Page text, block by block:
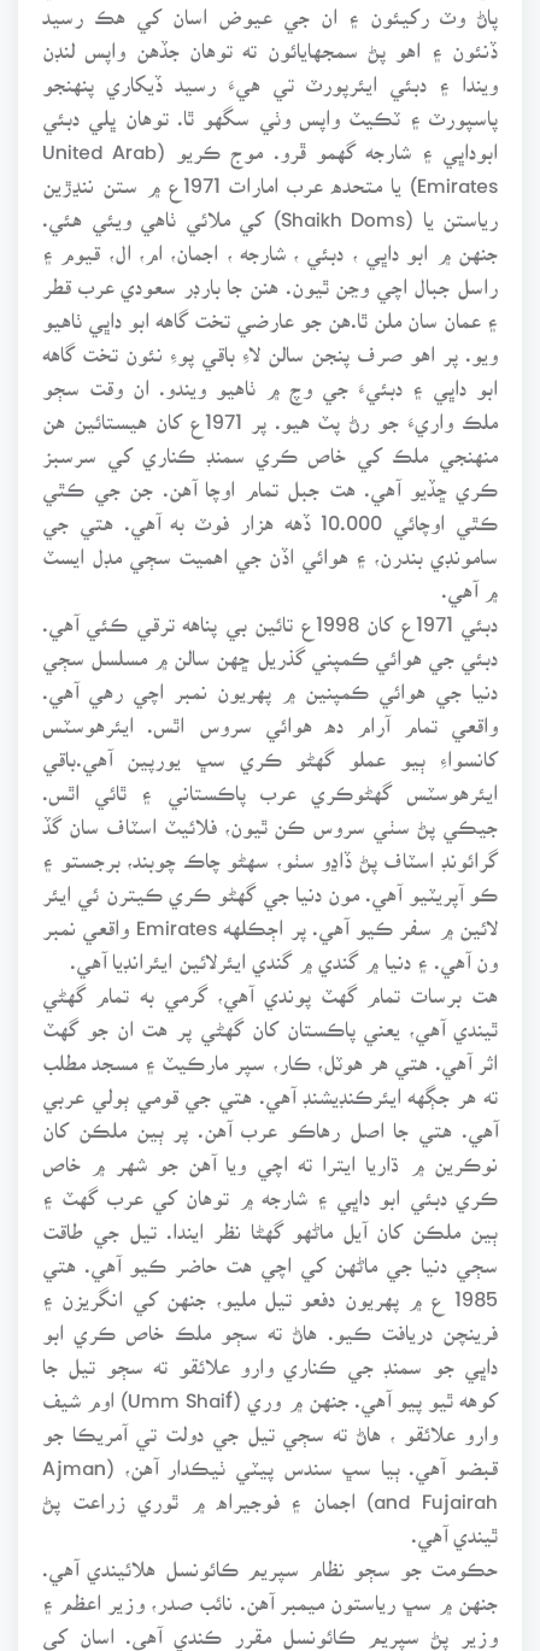
پاڻ وٽ رکيئون ۽ ان جي عيوض اسان کي هڪ رسيد
ڏنئون ۽ اهو پڻ سمجهايائون ته توهان جڏهن واپس لنڊن
ويندا ۽ دبئي ايئرپورٽ تي هيءَ رسيد ڏيکاري پنهنجو
پاسپورٽ ۽ ٽڪيٽ واپس وٺي سگهو ٿا. توهان ڀلي دبئي
ابوداڀي ۽ شارجه گهمو ڦرو. موج ڪريو (United Arab
رياستن يا (Shaikh Doms) کي ملائي ٺاهي ويئي هئي.
جنهن ۾ ابو داڀي ، دبئي ، شارجه ، اجمان، ام، ال، قيوم ۽
راسل جبال اچي وڃن ٿيون. هنن جا بارڊر سعودي عرب قطر
۽ عمان سان ملن ٿا.هن جو عارضي تخت گاهه ابو داڀي ٺاهيو
ويو. پر اهو صرف پنجن سالن لاءِ باقي پوءِ نئون تخت گاهه
ابو داڀي ۽ دبئيءَ جي وچ ۾ ٺاهيو ويندو. ان وقت سڄو
ملڪ واريءَ جو رڻ پٽ هيو. پر 1971ع کان هيستائين هن
منهنجي ملڪ کي خاص ڪري سمنڊ ڪناري کي سرسبز
ڪري ڇڏيو آهي. هت جبل تمام اوچا آهن. جن جي ڪٿي
ڪٿي اوچائي 10.000 ڏهه هزار فوٽ به آهي. هتي جي
سامونڊي بندرن، ۽ هوائي اڏن جي اهميت سڄي مڊل ايسٽ
۾ آهي.
دبئي 1971ع کان 1998ع تائين بي پناهه ترقي ڪئي آهي.
دبئي جي هوائي ڪمپني گذريل ڇهن سالن ۾ مسلسل سڄي
دنيا جي هوائي ڪمپنين ۾ پهريون نمبر اچي رهي آهي.
واقعي تمام آرام ده هوائي سروس اٿس. ايئرهوسٽس
کانسواءِ ٻيو عملو گهڻو ڪري سڀ يورپين آهي.باقي
ايئرهوسٽس گهڻوڪري عرب پاڪستاني ۽ ٿائي اٿس.
جيڪي پڻ سٺي سروس ڪن ٿيون، فلائيٽ اسٽاف سان گڏ
گرائونڊ اسٽاف پڻ ڏاڍو سٺو، سهڻو چاڪ چوبند، برجستو ۽
ڪو آپريٽيو آهي. مون دنيا جي گهڻو ڪري ڪيترن ئي ايئر
لائين ۾ سفر ڪيو آهي. پر اڄڪلهه Emirates واقعي نمبر
ون آهي. ۽ دنيا ۾ گندي ۾ گندي ايئرلائين ايئرانڊيا آهي.
هت برسات تمام گهٽ پوندي آهي، گرمي به تمام گهڻي
ٿيندي آهي، يعني پاڪستان کان گهڻي پر هت ان جو گهٽ
اثر آهي. هتي هر هوٽل، ڪار، سپر مارڪيٽ ۽ مسجد مطلب
ته هر جڳهه ايئرڪنڊيشنڊ آهي. هتي جي قومي ٻولي عربي
آهي. هتي جا اصل رهاڪو عرب آهن. پر ٻين ملڪن کان
نوڪرين ۾ ڌاريا ايترا ته اچي ويا آهن جو شهر ۾ خاص
ڪري دبئي ابو داڀي ۽ شارجه ۾ توهان کي عرب گهٽ ۽
ٻين ملڪن کان آيل ماڻهو گهڻا نظر ايندا. تيل جي طاقت
سڄي دنيا جي ماڻهن کي اچي هت حاضر ڪيو آهي. هتي
1985 ع ۾ پهريون دفعو تيل مليو، جنهن کي انگريزن ۽
فرينچن دريافت ڪيو. هاڻ ته سڄو ملڪ خاص ڪري ابو
داڀي جو سمنڊ جي ڪناري وارو علائقو ته سڄو تيل جا
کوهه ٿيو پيو آهي. جنهن ۾ وري (Umm Shaif) اوم شيف
وارو علائقو ، هاڻ ته سڄي تيل جي دولت تي آمريڪا جو
قبضو آهي. ٻيا سڀ سندس پيٽي ٺيڪدار آهن، (Ajman
and Fujairah) اجمان ۽ فوجيراه ۾ ٿوري زراعت پڻ
ٿيندي آهي.
حڪومت جو سڄو نظام سپريم ڪائونسل هلائيندي آهي.
جنهن ۾ سڀ رياستون ميمبر آهن. نائب صدر، وزير اعظم ۽
وزير پڻ سپريم ڪائونسل مقرر ڪندي آهي. اسان کي